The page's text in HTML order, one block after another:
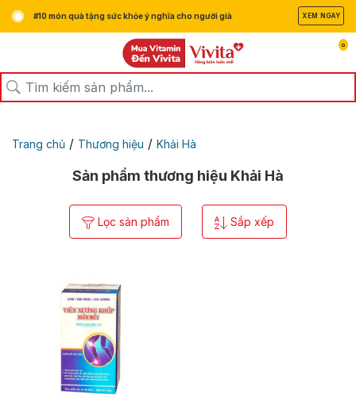
#10 món quà tặng sức khỏe ý nghĩa cho người già XEM NGAY
0
Trang chủ / Thương hiệu / Khải Hà
Sản phẩm thương hiệu Khải Hà
Lọc sản phẩm Sắp xếp